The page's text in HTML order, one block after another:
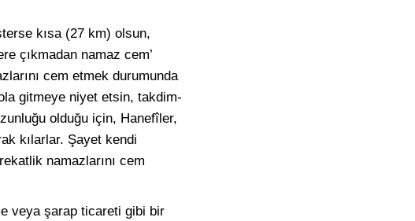
kısa (27 km) olsun,
çıkmadan namaz cem’
cem etmek durumunda
gitmeye niyet etsin, takdim-
olduğu için, Hanefîler,
kılarlar. Şayet kendi
namazlarını cem
veya şarap ticareti gibi bir